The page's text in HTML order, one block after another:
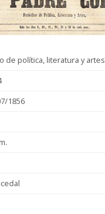
de política, literatura y artes
1856